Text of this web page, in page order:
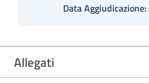
Data Aggiudicazione:
Allegati